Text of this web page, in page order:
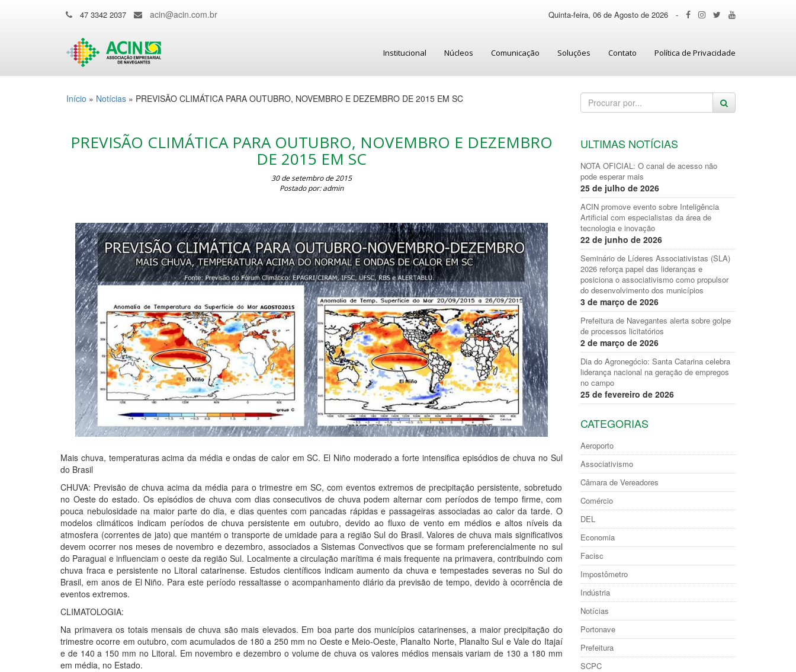
47 3342 2037 acin@acin.com.br Quinta-feira, 06 de Agosto de 2026 -
Institucional Núcleos Comunicação Soluções Contato Política de Privacidade
Início » Notícias » PREVISÃO CLIMÁTICA PARA OUTUBRO, NOVEMBRO E DEZEMBRO DE 2015 EM SC
PREVISÃO CLIMÁTICA PARA OUTUBRO, NOVEMBRO E DEZEMBRO
DE 2015 EM SC
30 de setembro de 2015
Postado por: admin
Mais chuva, temperaturas acima da média e ondas de calor em SC. El Niño moderado a forte intensifica episódios de chuva no Sul
do Brasil
CHUVA: Previsão de chuva acima da média para o trimestre em SC, com eventos extremos de precipitação persistente, sobretudo
no Oeste do estado. Os episódios de chuva com dias consecutivos de chuva podem alternar com períodos de tempo firme, com
pouca nebulosidade na maior parte do dia, e dias quentes com pancadas rápidas e passageiras associadas ao calor da tarde. O
modelos climáticos indicam períodos de chuva persistente em outubro, devido ao fluxo de vento em médios e altos níveis da
atmosfera (correntes de jato) que mantém o transporte de umidade para a região Sul do Brasil. Valores de chuva mais significativos
devem ocorrer nos meses de novembro e dezembro, associados a Sistemas Convectivos que se formam preferencialmente no sul
do Paraguai e influenciam o oeste da região Sul. Localmente a circulação marítima é mais frequente na primavera, contribuindo com
chuva fraca e persistente no Litoral catarinense. Estudos científicos indicam aumento da chuva e tempestades severas no Sul do
Brasil, em anos de El Niño. Para este período ressaltasse o acompanhamento diário da previsão de tempo, devido à ocorrência de
eventos extremos.
CLIMATOLOGIA:
Na primavera os totais mensais de chuva são mais elevados. Em boa parte dos municípios catarinenses, a maior precipitação do
trimestre ocorre em outubro, com acumulados de 180 a 250 mm no Oeste e Meio-Oeste, Planalto Norte, Planalto Sul e Vale do Itajaí
e de 140 a 150 mm no Litoral. Em novembro e dezembro o volume de chuva os valores médios mensais variam de 130 a 180 mm
em média, no Estado.
ULTIMAS NOTÍCIAS
NOTA OFICIAL: O canal de acesso não
pode esperar mais
25 de julho de 2026
ACIN promove evento sobre Inteligência
Artificial com especialistas da área de
tecnologia e inovação
22 de junho de 2026
Seminário de Líderes Associativistas (SLA)
2026 reforça papel das lideranças e
posiciona o associativismo como propulsor
do desenvolvimento dos municípios
3 de março de 2026
Prefeitura de Navegantes alerta sobre golpe
de processos licitatórios
2 de março de 2026
Dia do Agronegócio: Santa Catarina celebra
liderança nacional na geração de empregos
no campo
25 de fevereiro de 2026
CATEGORIAS
Aeroporto
Associativismo
Câmara de Vereadores
Comércio
DEL
Economia
Facisc
Impostômetro
Indústria
Notícias
Portonave
Prefeitura
SCPC